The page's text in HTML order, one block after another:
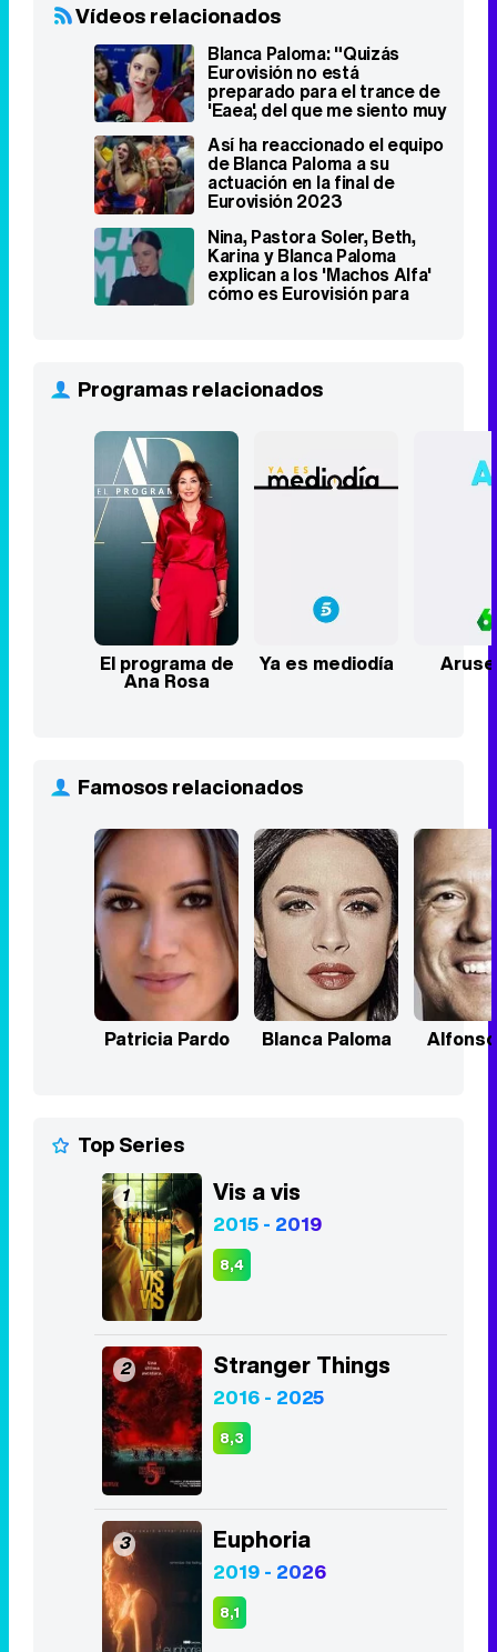
Vídeos relacionados
Blanca Paloma: "Quizás
Eurovisión no está
preparado para el trance de
'Eaea', del que me siento muy
orgullosa"
Así ha reaccionado el equipo
de Blanca Paloma a su
actuación en la final de
Eurovisión 2023
Nina, Pastora Soler, Beth,
Karina y Blanca Paloma
explican a los 'Machos Alfa'
cómo es Eurovisión para
Programas relacionados
El programa de
Ana Rosa
Ya es mediodía
Famosos relacionados
Patricia Pardo Blanca Paloma
Top Series
1 Vis a vis
2015 - 2019
8,4
2 Stranger Things
2016 - 2025
8,3
3 Euphoria
2019 - 2026
8,1